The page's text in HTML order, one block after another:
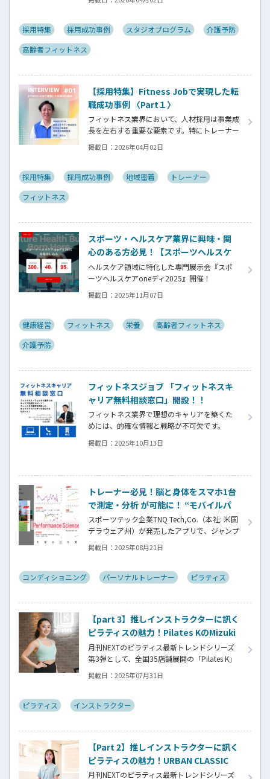
柄や価値観がサービス品質に直結するため
する人材」を見極めることが求められます。
に至った企業様と登録者様の双方より採用や
す。
採用特集 採用成功事例 スタジオプログラム
介護予防
高齢者フィットネス
【採用特集】Fitness Jobで実現した転
職成功事例 〈Part１〉
フィットネス業界において、人材採用は事業成
長を左右する重要な要素です。特にトレーナー
やインストラクターはスキルだけでなく、人
柄や価値観がサービス品質に直結するため
する人材」を見極めることが求められます。
す。
掲載日： 2026年04月02日
採用特集 採用成功事例 地域密着
トレーナー
フィットネス
スポーツ・ヘルスケア業界に興味・関
心のある方必見！【スポーツヘルスケ
アoneディ2025開催！！（＠ベルサー
ル六本木）】
ヘルスケア領域に特化した専門展示会『スポ
ーツヘルスケアoneディ2025』開催！
スポーツヘルスケア市場での販路拡大・協業
式会社Keep upが2025年12月４日（木）にベ
ットワークの方々にご参加いただいておりま
掲載日： 2025年11月07日
健康経営 フィットネス 栄養
高齢者フィットネス
介護予防
フィットネスジョブ 「フィットネスキ
ャリア無料相談窓口」開設！！
フィットネス業界で理想のキャリアを築くた
めには、的確な情報と戦略が不可欠です。
なたの課題に合わせて最適な解決策を提案し
・長期的なキャリアプランを描きたい
Fitness Business編集長 古屋があなたのキャリ
ア形成を全力でサポートします。
掲載日： 2025年10月13日
トレーナー必見！脳と身体をスマホ1台
で測定・分析 が可能に！ “モバイルパ
フォーマンスラボ”
スポーツテック企業TNQ Tech,Co.（本社: 米国
デラウェア州）が発売したアプリで、ジャンプ
力・敏捷性・反応速度・視覚機能・脳疲労・
睡眠・運動負荷といった身体と認知のパフォ
定・分析できる新サービス「モバイルパフォ
掲載日： 2025年08月21日
コンディショニング パーソナルトレーナー ピラティス
【part 3】推しインストラクターに訊く
ピラティスの魅力！Pilates KのMizuki
さん
月刊NEXTのピラティス最新トレンドシリーズ
第3弾として、全国35店舗展開の「Pilates K」
に注目。西海岸風の洗練空間で音楽とともに
楽しむ新感覚ピラティスの魅力を、新卒入社か
ントレーナー・Mizukiさんの体験談とともに紹
掲載日： 2025年07月31日
ピラティス インストラクター
【Part 2】推しインストラクターに訊く
ピラティスの魅力！URBAN CLASSIC
PILATESの斎藤舞さん
月刊NEXTのピラティス最新トレンドシリーズ